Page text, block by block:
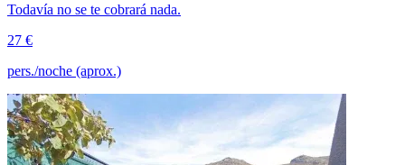
Todavía no se te cobrará nada.
27 €
pers./noche (aprox.)